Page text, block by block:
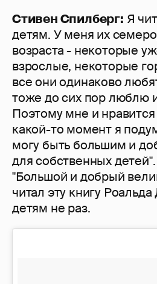
Стивен Спилберг: Я
детям. У меня их
возраста - некоторые
взрослые, некоторые
все они одинаково
тоже до сих пор люблю
Поэтому мне и
какой-то момент я
могу быть большим и
для собственных
"Большой и добрый
читал эту книгу
детям не раз.